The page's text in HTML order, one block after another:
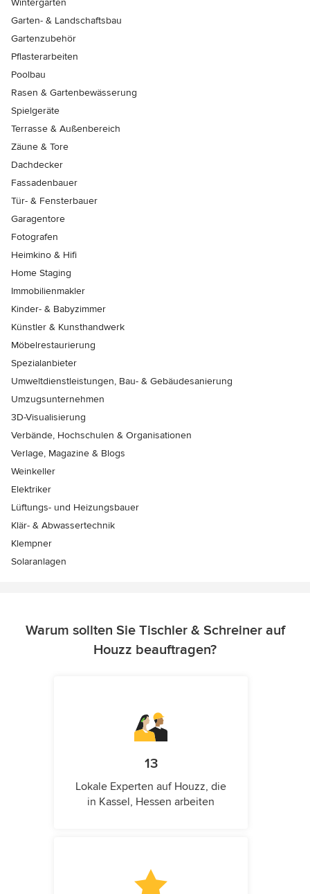
Garten- & Landschaftsbau
Gartenzubehör
Pflasterarbeiten
Poolbau
Rasen & Gartenbewässerung
Spielgeräte
Terrasse & Außenbereich
Zäune & Tore
Dachdecker
Fassadenbauer
Tür- & Fensterbauer
Garagentore
Fotografen
Heimkino & Hifi
Home Staging
Immobilienmakler
Kinder- & Babyzimmer
Künstler & Kunsthandwerk
Möbelrestaurierung
Spezialanbieter
Umweltdienstleistungen, Bau- & Gebäudesanierung
Umzugsunternehmen
3D-Visualisierung
Verbände, Hochschulen & Organisationen
Verlage, Magazine & Blogs
Weinkeller
Elektriker
Lüftungs- und Heizungsbauer
Klär- & Abwassertechnik
Klempner
Solaranlagen
Warum sollten Sie Tischler & Schreiner auf
Houzz beauftragen?
13
Lokale Experten auf Houzz, die
in Kassel, Hessen arbeiten